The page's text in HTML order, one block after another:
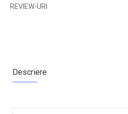
REVIEW-URI
Descriere